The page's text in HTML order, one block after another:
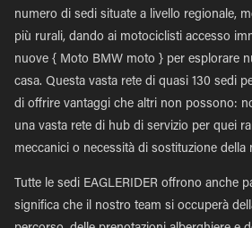
numero di sedi situate a livello regionale,
più rurali, dando ai motociclisti accesso
nuove { Moto BMW moto } per esplorare
casa. Questa vasta rete di quasi 130 sedi
di offrire vantaggi che altri non possono:
una vasta rete di hub di servizio per quei
meccanici o necessità di sostituzione della
Tutte le sedi EAGLERIDER offrono anche
significa che il nostro team si occuperà